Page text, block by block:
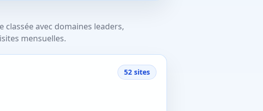
avec domaines leaders,
mensuelles.
52 sites